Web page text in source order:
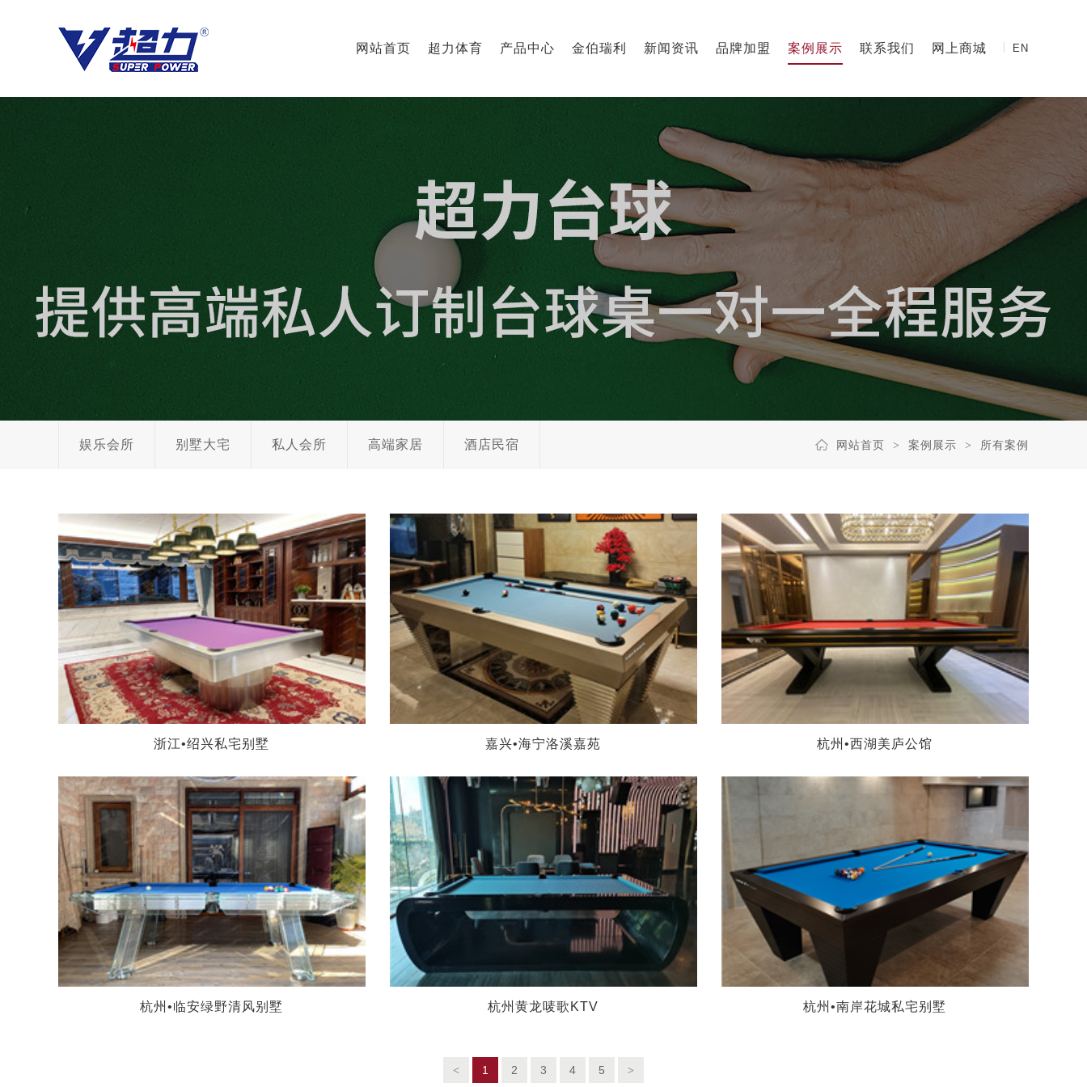
网站首页 超力体育 产品中心 金伯瑞利 新闻资讯 品牌加盟 案例展示 联系我们 网上商城 EN
娱乐会所 别墅大宅 私人会所 高端家居 酒店民宿 网站首页 > 案例展示 > 所有案例
浙江•绍兴私宅别墅 嘉兴•海宁洛溪嘉苑 杭州•西湖美庐公馆
杭州•临安绿野清风别墅 杭州黄龙唛歌KTV 杭州•南岸花城私宅别墅
< 1 2 3 4 5 >